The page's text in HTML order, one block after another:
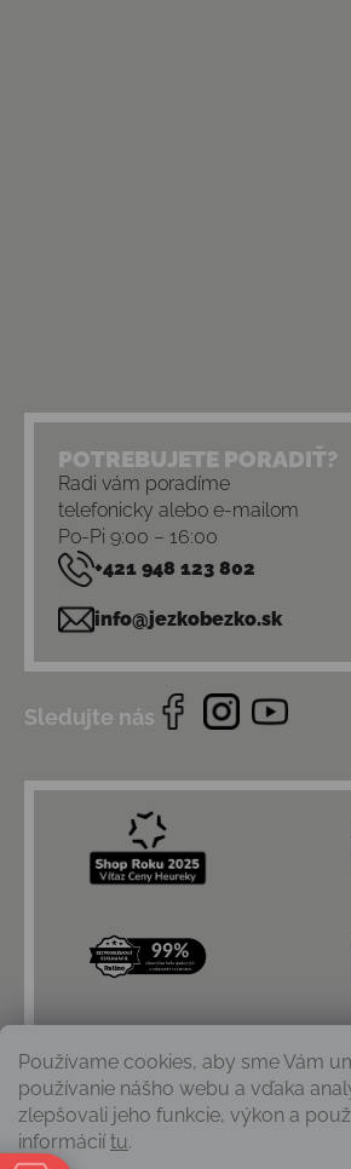
Používame cookies, aby sme Vám
používanie nášho webu a vďaka
zlepšovali jeho funkcie, výkon a
informácií tu.
POTREBUJETE PORADIŤ?
Radi vám poradíme
telefonicky alebo e-mailom
Po-Pi 9:00 – 16:00
+421 948 123 802
info@jezkobezko.sk
Sledujte nás